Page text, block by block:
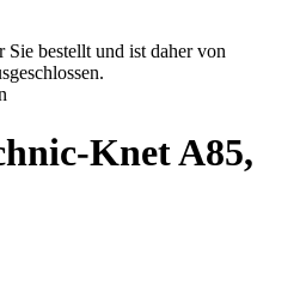
bestellt und ist daher von
Knet A85,